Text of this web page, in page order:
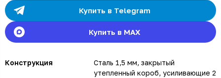
Купить в Telegram
Купить в MAX
Конструкция
Сталь 1,5 мм, закрытый
утепленный короб, усиливающие 2